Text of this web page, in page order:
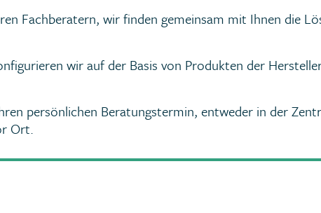
Fachberatern, wir finden gemeinsam mit Ihnen die
wir auf der Basis von Produkten der
persönlichen Beratungstermin, entweder in der
Ort.